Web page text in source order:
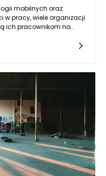
mobilnych oraz
w pracy, wiele organizacji
ich pracownikom na
w firmie to krok, który
integruje w sobie
oraz zadaniami, co
współczesnej, zdalnej i
mogą korzystać
funkcji na różnych
tablety, czy laptopy,
w podróży czy w domu.